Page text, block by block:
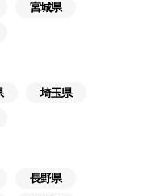
宮城県
埼玉県
長野県